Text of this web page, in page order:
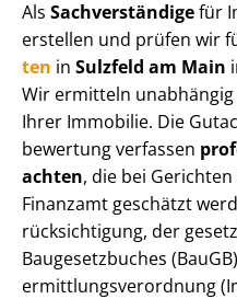
Als Sachverständigefür
erstellen und prüfen wir
ten in Sulzfeld am Main
Wir ermitteln
Ihrer Immobilie. Die
be­wer­tung verfassen
ach­ten, die bei
Finanzamt geschätzt
rück­sich­ti­gung, der
Baugesetzbuches
ermitt­lungs­ver­ord­nung